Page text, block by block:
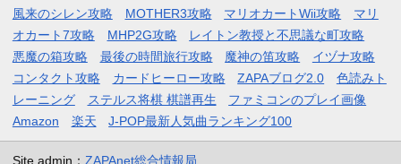
風来のシレン攻略
MOTHER3攻略 マリオカートWii攻略
マリ
オカート7攻略
MHP2G攻略
レイトン教授と不思議な町攻略
悪魔の箱攻略
最後の時間旅行攻略 魔神の笛攻略
イヅナ攻略
コンタクト攻略
カードヒーロー攻略 ZAPAブログ2.0
色読みト
レーニング
ステルス将棋 棋譜再生
ファミコンのプレイ画像
Amazon
楽天 J-POP最新人気曲ランキング100
Site admin： ZAPAnet総合情報局